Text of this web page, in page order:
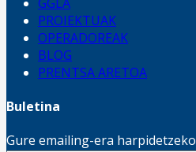
PROIEKTUAK
OPERADOREAK
BLOG
PRENTSA ARETOA
Buletina
Gure emailing-era